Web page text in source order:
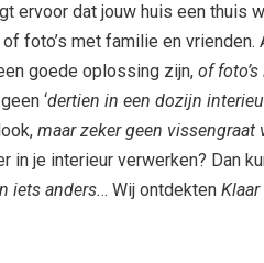
ervoor dat jouw huis een thuis
of foto’s met familie en
goede oplossing zijn, of
‘dertien in een dozijn
maar zeker geen vissengraat
in je interieur verwerken? Dan
iets anders... Wij ontdekten